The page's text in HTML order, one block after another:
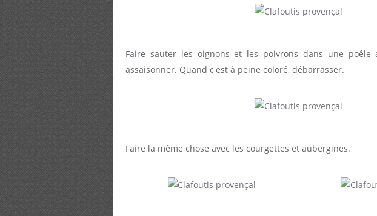
Faire sauter les oignons et les poivrons dans une poêle
assaisonner. Quand c'est à peine coloré, débarrasser.
Faire la même chose avec les courgettes et aubergines.